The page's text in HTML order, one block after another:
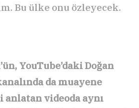
Bu ülke onu özleyecek.
YouTube’daki Doğan
da muayene
videoda aynı